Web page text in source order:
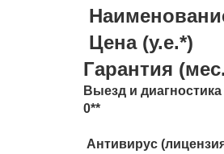
Цена (у.е.*)
Гарантия
Выезд и диагностика
0**
Антивирус